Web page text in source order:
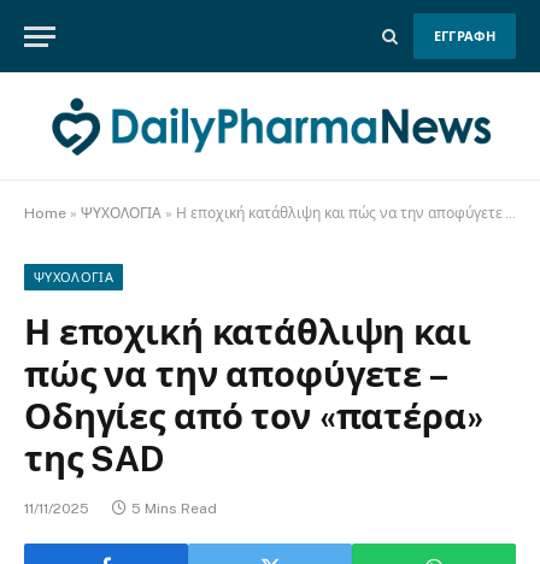
ΕΓΓΡΑΦΗ
Home » ΨΥΧΟΛΟΓΙΑ » Η εποχική κατάθλιψη και πώς να την αποφύγετε – Οδηγίες από τον «πατέρα» της SAD
ΨΥΧΟΛΟΓΙΑ
Η εποχική κατάθλιψη και
πώς να την αποφύγετε –
Οδηγίες από τον «πατέρα»
της SAD
11/11/2025 5 Mins Read